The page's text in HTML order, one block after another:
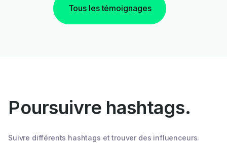
Tous les témoignages
Poursuivre hashtags.
Suivre différents hashtags et trouver des influenceurs.